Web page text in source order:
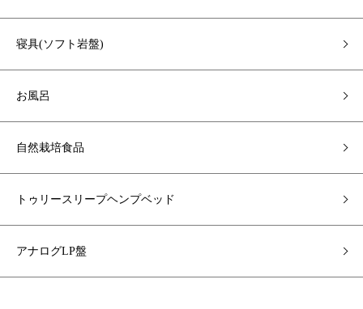
寝具(ソフト岩盤)
お風呂
自然栽培食品
トゥリースリープヘンプベッド
アナログLP盤